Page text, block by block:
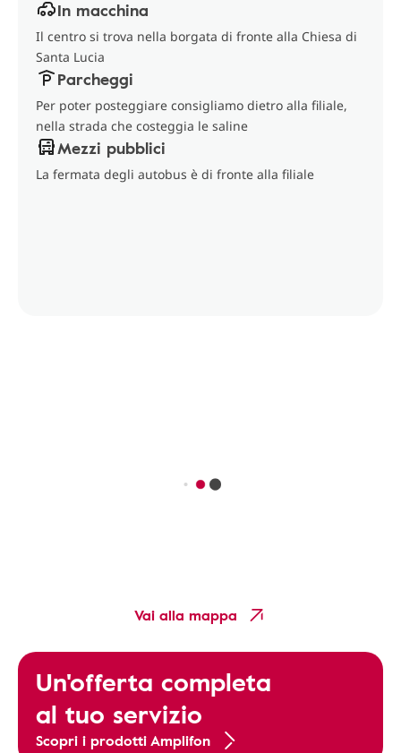
In macchina
Il centro si trova nella borgata di fronte alla Chiesa di
Santa Lucia
Parcheggi
Per poter posteggiare consigliamo dietro alla filiale,
nella strada che costeggia le saline
Mezzi pubblici
La fermata degli autobus è di fronte alla filiale
Vai alla mappa
Un'offerta completa
al tuo servizio
Scopri i prodotti Amplifon